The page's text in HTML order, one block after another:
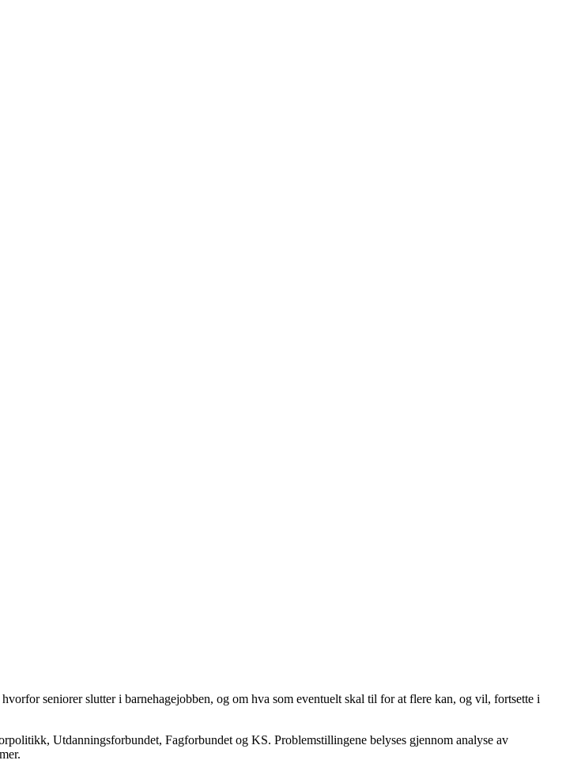
seniorer slutter i barnehagejobben, og om hva som eventuelt skal til for at flere kan, og vil, fortsette i
Utdanningsforbundet, Fagforbundet og KS. Problemstillingene belyses gjennom analyse av